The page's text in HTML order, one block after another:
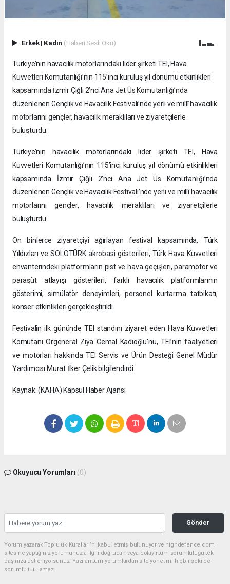
Erkek| Kadın (Haberi Sesli Oku)
Türkiye’nin havacılık motorlarındaki lider şirketi TEI, Hava
Kuvvetleri Komutanlığı’nın 115’inci kuruluş yıl dönümü etkinlikleri
kapsamında İzmir Çiğli 2’nci Ana Jet Üs Komutanlığı’nda
düzenlenen Gençlik ve Havacılık Festivali’nde yerli ve millî havacılık
motorlarını gençler, havacılık meraklıları ve ziyaretçilerle
buluşturdu.
Türkiye’nin havacılık motorlarındaki lider şirketi TEI, Hava
Kuvvetleri Komutanlığı’nın 115’inci kuruluş yıl dönümü etkinlikleri
kapsamında İzmir Çiğli 2’nci Ana Jet Üs Komutanlığı’nda
düzenlenen Gençlik ve Havacılık Festivali’nde yerli ve millî havacılık
motorlarını gençler, havacılık meraklıları ve ziyaretçilerle
buluşturdu.
On binlerce ziyaretçiyi ağırlayan festival kapsamında, Türk
Yıldızları ve SOLOTÜRK akrobasi gösterileri, Türk Hava Kuvvetleri
envanterindeki platformların pist ve hava geçişleri, paramotor ve
paraşüt atlayışı gösterileri, farklı havacılık platformlarının
gösterimi, simülatör deneyimleri, personel kurtarma tatbikatı,
konser etkinlikleri gerçekleştirildi.
Festivalin ilk gününde TEI standını ziyaret eden Hava Kuvvetleri
Komutanı Orgeneral Ziya Cemal Kadıoğlu'nu, TEI’nin faaliyetleri
ve motorları hakkında TEI Servis ve Ürün Desteği Genel Müdür
Yardımcısı Murat İlker Çelik bilgilendirdi.
Kaynak: (KAHA) Kapsül Haber Ajansı
Okuyucu Yorumları (0)
Gönder
Yorum yazarak Topluluk Kuralları’nı kabul etmiş bulunuyor ve highdefence.com
sitesine yaptığınız yorumunuzla ilgili doğrudan veya dolaylı tüm sorumluluğu tek
başınıza üstleniyorsunuz. Yazılan tüm yorumlardan site yönetimi hiçbir şekilde
sorumlu tutulamaz.